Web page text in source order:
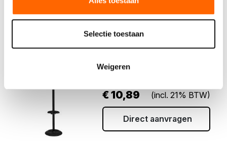
Selectie toestaan
Weigeren
Artikelnr. 20518
€10,89 (incl. 21% BTW)
Direct aanvragen